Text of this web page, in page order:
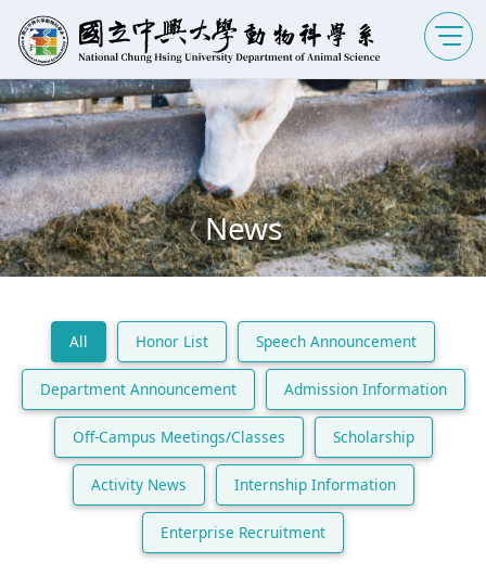
News
All Honor List Speech Announcement
Department Announcement Admission Information
Off-Campus Meetings/Classes Scholarship
Activity News Internship Information
Enterprise Recruitment